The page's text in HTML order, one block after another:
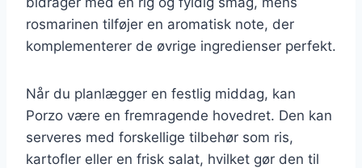
rosmarinen tilføjer en aromatisk note, der
komplementerer de øvrige ingredienser perfekt.
Når du planlægger en festlig middag, kan
Porzo være en fremragende hovedret. Den kan
serveres med forskellige tilbehør som ris,
kartofler eller en frisk salat, hvilket gør den til